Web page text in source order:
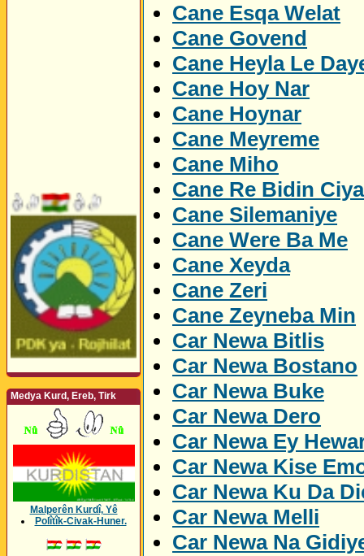
Medya Kurd, Ereb, Tirk
Malperên Kurdî, Yê
Polîtîk-Civak-Huner.
Cane Esqa Welat
Cane Govend
Cane Heyla Le
Cane Hoy Nar
Cane Hoynar
Cane Meyreme
Cane Miho
Cane Re Bidin
Cane Silemaniye
Cane Were Ba Me
Cane Xeyda
Cane Zeri
Cane Zeyneba Min
Car Newa Bitlis
Car Newa Bostano
Car Newa Buke
Car Newa Dero
Car Newa Ey
Car Newa Kise
Car Newa Ku Da
Car Newa Melli
Car Newa Na